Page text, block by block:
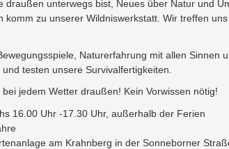
draußen unterwegs bist, Neues über Natur und
komm zu unserer Wildniswerkstatt. Wir treffen
Naturerfahrung mit allen Sinnen
testen unsere Survivalfertigkeiten.
jedem Wetter draußen! Kein Vorwissen nötig!
16.00 Uhr -17.30 Uhr, außerhalb der Ferien
am Krahnberg in der Sonneborner